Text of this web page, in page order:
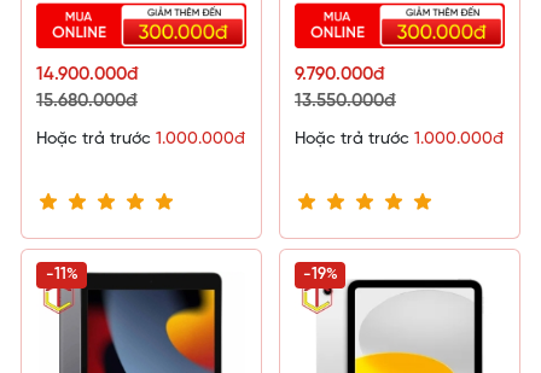
14.900.000đ
15.680.000đ
Hoặc trả trước 1.000.000đ
9.790.000đ
13.550.000đ
Hoặc trả trước 1.000.000đ
-11% -19%